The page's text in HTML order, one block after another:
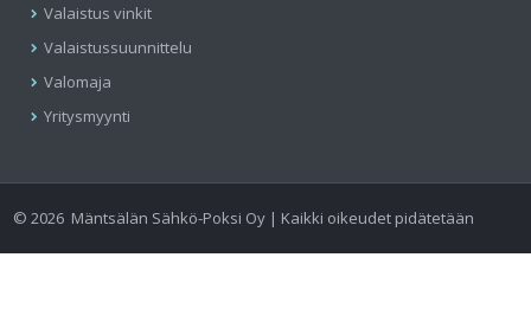
Valaistus vinkit
Valaistussuunnittelu
Valomaja
Yritysmyynti
©2026 Mäntsälän Sähkö-Poksi Oy | Kaikki oikeudet pidätetään